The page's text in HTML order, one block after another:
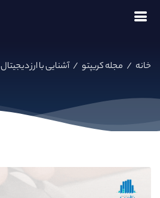
خانه / مجله کریپتو /آشنایی با ارز دیجیتال YLD